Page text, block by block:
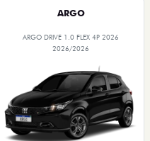
ARGO
ARGO DRIVE 1.0 FLEX 4P 2026
2026/2026